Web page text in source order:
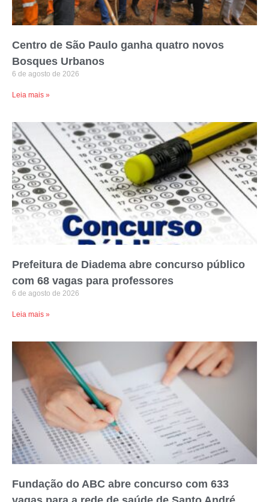
Centro de São Paulo ganha quatro novos
Bosques Urbanos
6 de agosto de 2026
Leia mais »
Prefeitura de Diadema abre concurso público
com 68 vagas para professores
6 de agosto de 2026
Leia mais »
Fundação do ABC abre concurso com 633